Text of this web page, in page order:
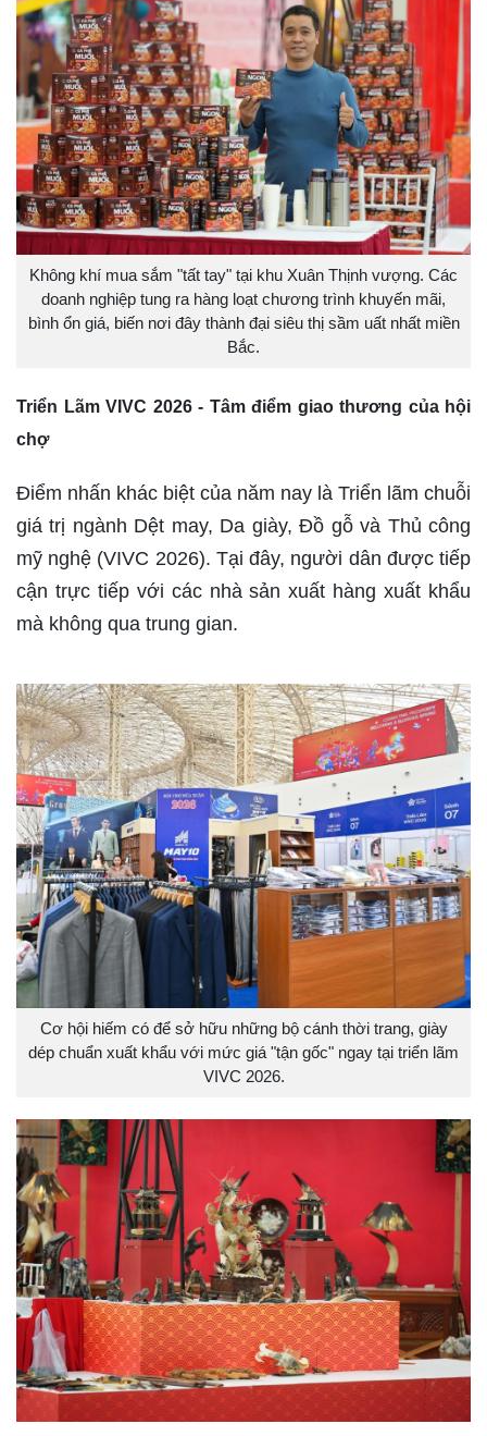
Không khí mua sắm "tất tay" tại khu Xuân Thịnh vượng. Các
doanh nghiệp tung ra hàng loạt chương trình khuyến mãi,
bình ổn giá, biến nơi đây thành đại siêu thị sầm uất nhất miền
Bắc.
Triển Lãm VIVC 2026 - Tâm điểm giao thương của hội
chợ
Điểm nhấn khác biệt của năm nay là Triển lãm chuỗi
giá trị ngành Dệt may, Da giày, Đồ gỗ và Thủ công
mỹ nghệ (VIVC 2026). Tại đây, người dân được tiếp
cận trực tiếp với các nhà sản xuất hàng xuất khẩu
mà không qua trung gian.
Cơ hội hiếm có để sở hữu những bộ cánh thời trang, giày
dép chuẩn xuất khẩu với mức giá "tận gốc" ngay tại triển lãm
VIVC 2026.